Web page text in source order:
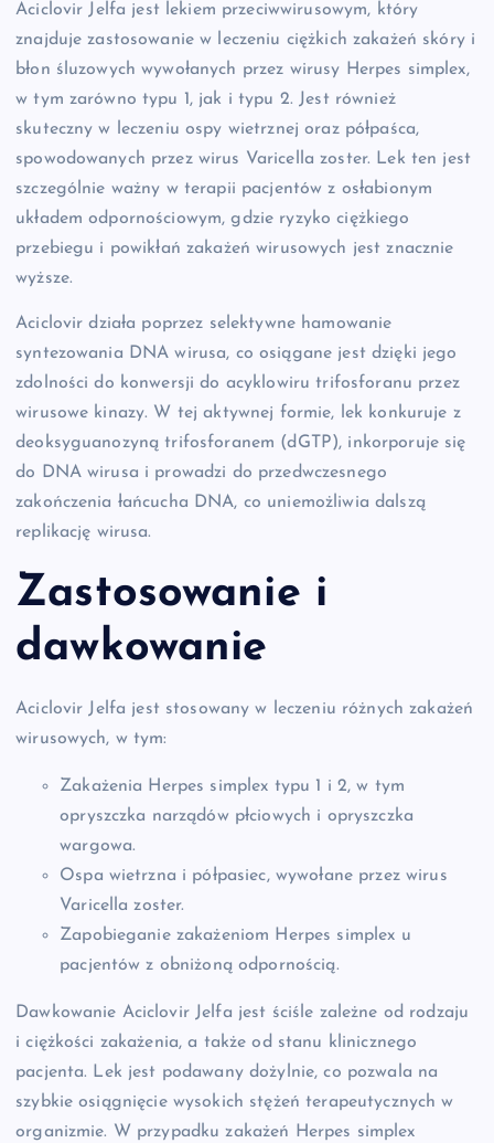
Aciclovir Jelfa jest lekiem przeciwwirusowym, który
znajduje zastosowanie w leczeniu ciężkich zakażeń skóry i
błon śluzowych wywołanych przez wirusy Herpes simplex,
w tym zarówno typu 1, jak i typu 2. Jest również
skuteczny w leczeniu ospy wietrznej oraz półpaśca,
spowodowanych przez wirus Varicella zoster. Lek ten jest
szczególnie ważny w terapii pacjentów z osłabionym
układem odpornościowym, gdzie ryzyko ciężkiego
przebiegu i powikłań zakażeń wirusowych jest znacznie
wyższe.
Aciclovir działa poprzez selektywne hamowanie
syntezowania DNA wirusa, co osiągane jest dzięki jego
zdolności do konwersji do acyklowiru trifosforanu przez
wirusowe kinazy. W tej aktywnej formie, lek konkuruje z
deoksyguanozyną trifosforanem (dGTP), inkorporuje się
do DNA wirusa i prowadzi do przedwczesnego
zakończenia łańcucha DNA, co uniemożliwia dalszą
replikację wirusa.
Zastosowanie i
dawkowanie
Aciclovir Jelfa jest stosowany w leczeniu różnych zakażeń
wirusowych, w tym:
Zakażenia Herpes simplex typu 1 i 2, w tym
opryszczka narządów płciowych i opryszczka
wargowa.
Ospa wietrzna i półpasiec, wywołane przez wirus
Varicella zoster.
Zapobieganie zakażeniom Herpes simplex u
pacjentów z obniżoną odpornością.
Dawkowanie Aciclovir Jelfa jest ściśle zależne od rodzaju
i ciężkości zakażenia, a także od stanu klinicznego
pacjenta. Lek jest podawany dożylnie, co pozwala na
szybkie osiągnięcie wysokich stężeń terapeutycznych w
organizmie. W przypadku zakażeń Herpes simplex